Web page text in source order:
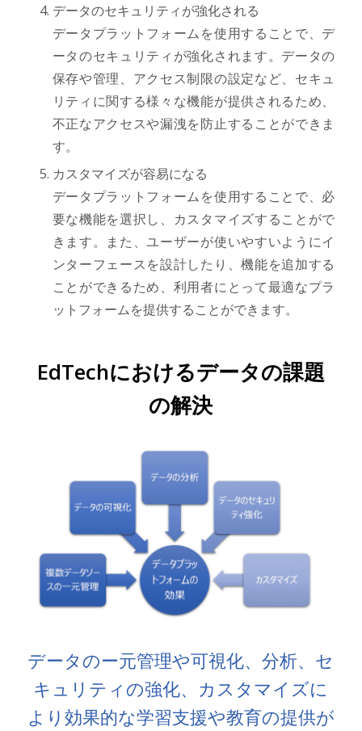
データのセキュリティが強化される
データプラットフォームを使用することで、デ
ータのセキュリティが強化されます。データの
保存や管理、アクセス制限の設定など、セキュ
リティに関する様々な機能が提供されるため、
不正なアクセスや漏洩を防止することができま
す。
カスタマイズが容易になる
データプラットフォームを使用することで、必
要な機能を選択し、カスタマイズすることがで
きます。また、ユーザーが使いやすいようにイ
ンターフェースを設計したり、機能を追加する
ことができるため、利用者にとって最適なプラ
ットフォームを提供することができます。
EdTechにおけるデータの課題
の解決
データのー元管理や可視化、分析、セ
キュリティの強化、カスタマイズに
より効果的な学習支援や教育の提供が